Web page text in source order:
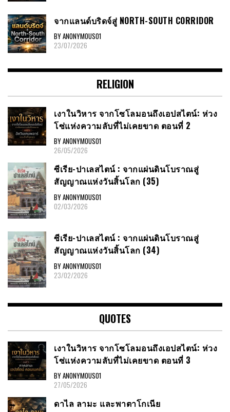
จากแลนด์บริดจ์สู่ NORTH-SOUTH CORRIDOR
BY ANONYMOUS01
23/07/2026
RELIGION
เงาในวิหาร จากโซโลมอนถึงเอปสไตน์: ห่วง
โซ่แห่งความลับที่ไม่เคยขาด ตอนที่ 2
BY ANONYMOUS01
26/05/2026
ซีเรีย​-ปาเลสไตน์​ : จากแผ่นดินโบราณสู่
สัญญาณ​แห่งวันสิ้นโลก​ (35)
BY ANONYMOUS01
02/03/2026
ซีเรีย​-ปาเลสไตน์​ : จากแผ่นดินโบราณสู่
สัญญาณ​แห่งวันสิ้นโลก​ (34)
BY ANONYMOUS01
23/02/2026
QUOTES
เงาในวิหาร จากโซโลมอนถึงเอปสไตน์: ห่วง
โซ่แห่งความลับที่ไม่เคยขาด ตอนที่ 3
BY ANONYMOUS01
27/05/2026
ดาไล ลามะ และพาตาโกเนีย